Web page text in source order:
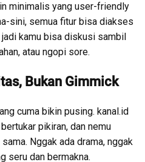
minimalis yang user-friendly
sini, semua fitur bisa diakses
kamu bisa diskusi sambil
atau ngopi sore.
Bukan Gimmick
cuma bikin pusing. kanal.id
pikiran, dan nemu
Nggak ada drama, nggak
seru dan bermakna.